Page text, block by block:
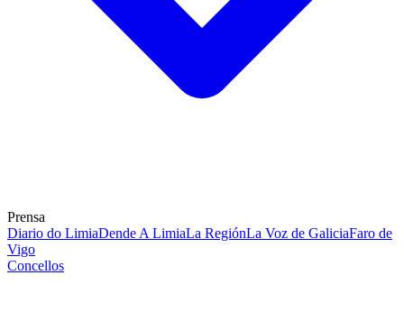
Prensa
Diario do LimiaDende A LimiaLa RegiónLa Voz de GaliciaFaro de
Vigo
Concellos